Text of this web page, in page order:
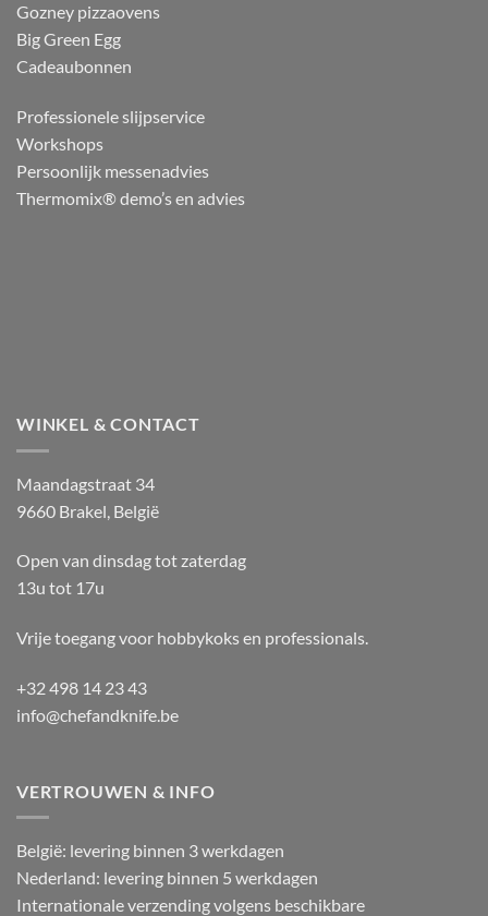
Gozney pizzaovens
Big Green Egg
Cadeaubonnen
Professionele slijpservice
Workshops
Persoonlijk messenadvies
Thermomix® demo’s en advies
WINKEL & CONTACT
Maandagstraat 34
9660 Brakel, België
Open van dinsdag tot zaterdag
13u tot 17u
Vrije toegang voor hobbykoks en professionals.
+32 498 14 23 43
info@chefandknife.be
VERTROUWEN & INFO
België: levering binnen 3 werkdagen
Nederland: levering binnen 5 werkdagen
Internationale verzending volgens beschikbare